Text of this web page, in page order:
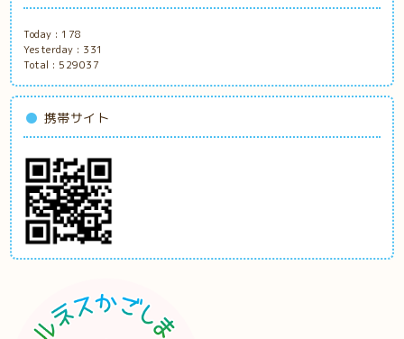
Today : 178
Yesterday : 331
Total : 529037
携帯サイト